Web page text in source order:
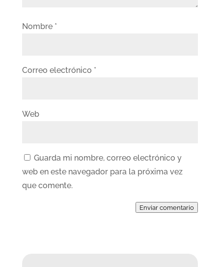
Nombre *
Correo electrónico *
Web
Guarda mi nombre, correo electrónico y
web en este navegador para la próxima vez
que comente.
Enviar comentario